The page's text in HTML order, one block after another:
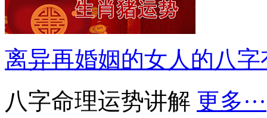
离异再婚姻的女人的八
八字命理运势讲解 更多···